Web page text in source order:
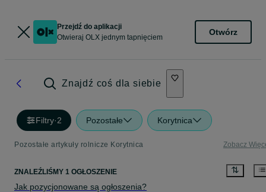
Przejdź do aplikacji
Otwieraj OLX jednym tapnięciem
Otwórz
Znajdź coś dla siebie
Filtry·2 Pozostałe Korytnica
Pozostałe artykuły rolnicze Korytnica Zobacz
ZNALEŹLIŚMY 1 OGŁOSZENIE
Jak pozycjonowane są ogłoszenia?